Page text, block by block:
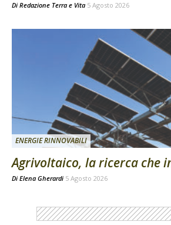
Di Redazione Terra e Vita 5 Agosto 2026
ENERGIE RINNOVABILI
Agrivoltaico, la ricerca che
Di Elena Gherardi 5 Agosto 2026